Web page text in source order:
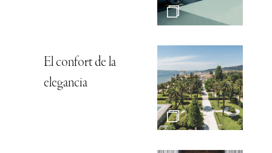
El confort de la
elegancia